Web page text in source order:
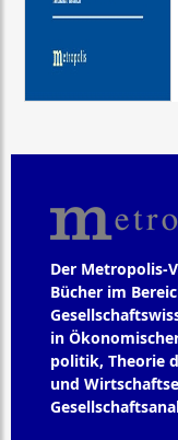
Der Metropolis-
Bücher im
in
politik, Theorie
und